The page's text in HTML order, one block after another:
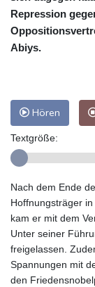
Repression
Abiys.
Hören
Textgröße:
Nach dem Ende
Hoffnungsträger
kam er mit dem
Unter seiner
freigelassen.
Spannungen mit
den